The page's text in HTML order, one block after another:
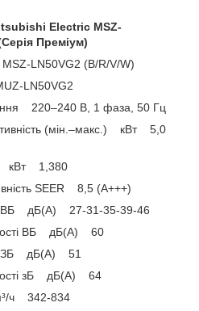
Electric MSZ-
Преміум)
LN50VG2 (B/R/V/W)
LN50VG2
220–240 B, 1 фаза, 50 Гц
(мін.–макс.) кВт 5,0
кВт 1,380
SEER 8,5 (A+++)
ВБ дБ(А) 27-31-35-39-46
ВБ дБ(А) 60
ЗБ дБ(А) 51
зБ дБ(А) 64
ч 342-834